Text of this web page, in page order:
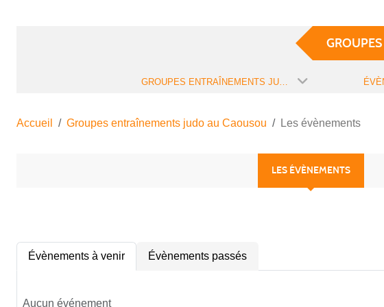
Accueil Groupes entraînements judo au Caousou Les évènements
LES ÉVÈNEMENTS
Évènements à venir Évènements passés
Aucun événement